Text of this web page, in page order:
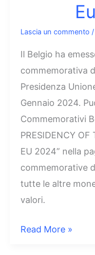
Lascia un commento /
Il Belgio ha
commemorativa
Presidenza
Gennaio 2024.
Commemorativi
PRESIDENCY OF
EU 2024” nella
commemorative
tutte le altre
valori.
2
Read More »